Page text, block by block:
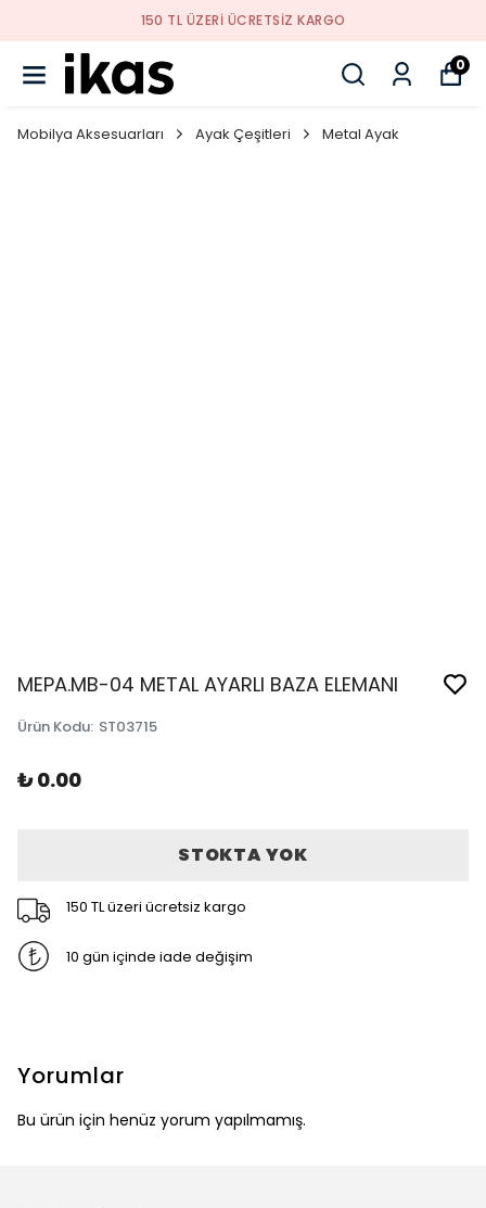
150 TL ÜZERI ÜCRETSIZ KARGO
0
Mobilya Aksesuarları Ayak Çeşitleri Metal Ayak
MEPA.MB-04 METAL AYARLI BAZA ELEMANI
Ürün Kodu: ST03715
₺ 0.00
STOKTA YOK
150 TL üzeri ücretsiz kargo
10 gün içinde iade değişim
Yorumlar
Bu ürün için henüz yorum yapılmamış.